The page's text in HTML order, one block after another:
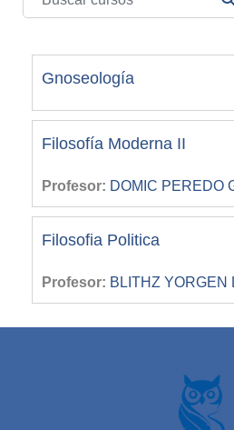
Gnoseología
Filosofía Moderna II
Profesor: DOMIC PEREDO
Filosofia Politica
Profesor: BLITHZ YORGEN